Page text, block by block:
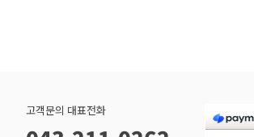
고객문의 대표전화